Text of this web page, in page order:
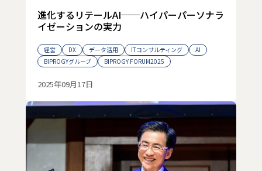
進化するリテールAI──ハイパーパーソナラ
イゼーションの実力
経営 DX データ活用 ITコンサルティング
AI
BIPROGYグループ
BIPROGY FORUM2025
2025年09月17日